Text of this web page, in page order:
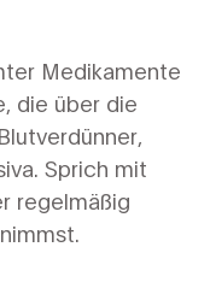
Medikamente
die über die
Sprich mit
regelmäßig